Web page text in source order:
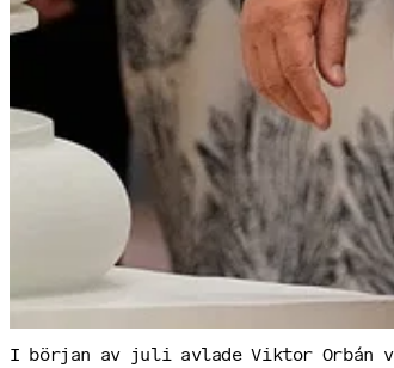
I början av juli avlade Viktor Orbán